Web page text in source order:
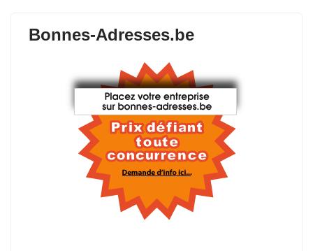
Bonnes-Adresses.be